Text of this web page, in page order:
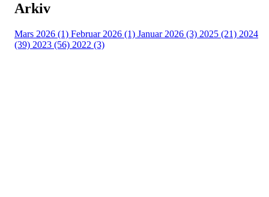
Arkiv
Mars 2026 (1) Februar 2026 (1) Januar 2026 (3) 2025 (21) 2024
(39) 2023 (56) 2022 (3)